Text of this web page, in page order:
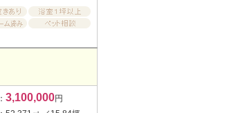
： 3,100,000円